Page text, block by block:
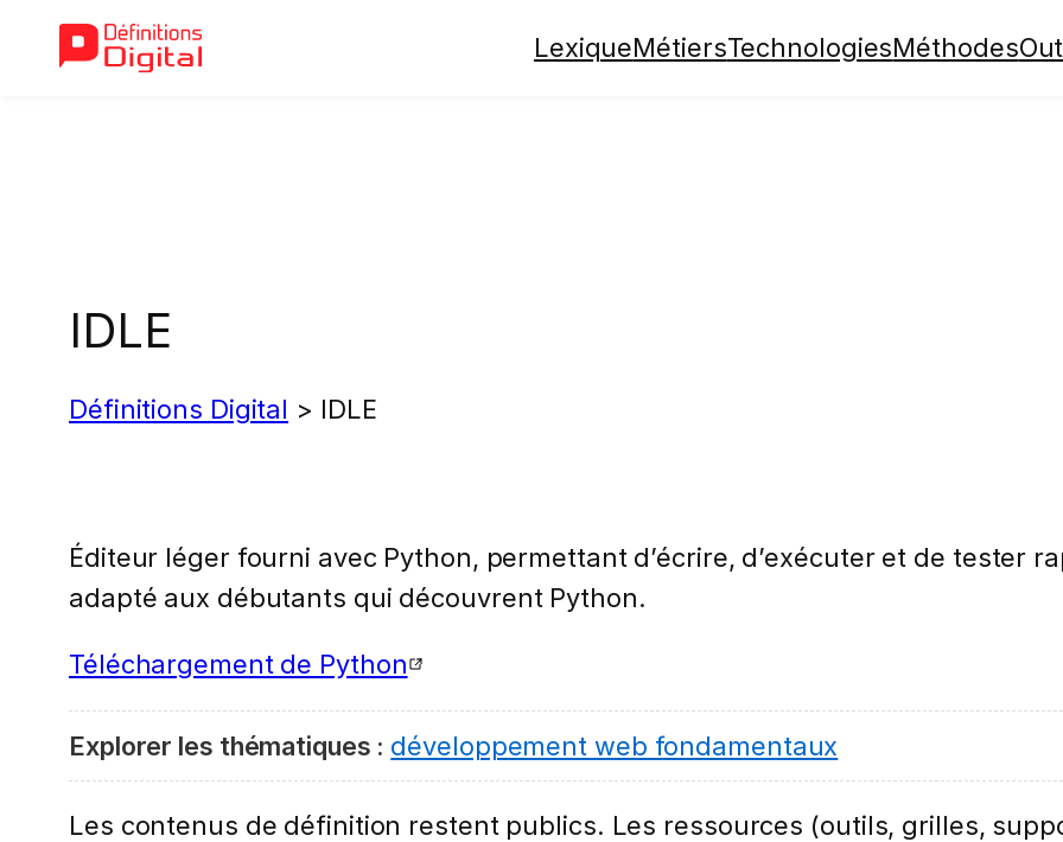
LexiqueMétiersTechnologiesMéthodes
IDLE
Définitions Digital > IDLE
Éditeur léger fourni avec Python, permettant d’écrire, d’exécuter et de tester
adapté aux débutants qui découvrent Python.
Téléchargement de Python
Explorer les thématiques : développement web fondamentaux
Les contenus de définition restent publics. Les ressources (outils, grilles,